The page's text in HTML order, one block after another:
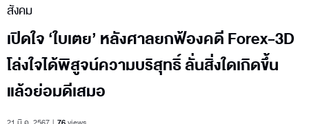
สังคม
เปิดใจ ‘ใบเตย’ หลังศาลยกฟ้องคดี Forex-3D
โล่งใจได้พิสูจน์ความบริสุทธิ์ ลั่นสิ่งใดเกิดขึ้น
แล้วย่อมดีเสมอ